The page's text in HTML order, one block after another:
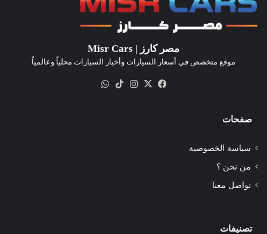
مصر كارز | Misr Cars
موقع متخصص في أسعار السيارات وأخبار السيارات محلياً وعالمياً
فيسبوك
‫X انستقرام‫TikTok
صفحات
سياسة الخصوصية
من نحن ؟
تواصل معنا
تصنيفات